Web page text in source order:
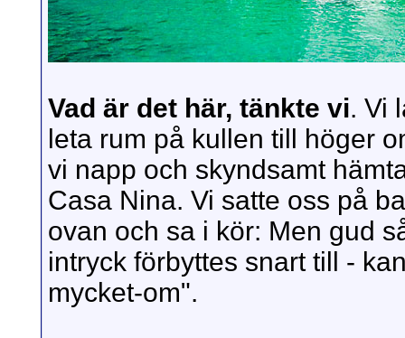
Vad är det här, tänkte vi. Vi
leta rum på kullen till höger
vi napp och skyndsamt
Casa Nina. Vi satte oss på
ovan och sa i kör: Men gud
intryck förbyttes snart till -
mycket-om".